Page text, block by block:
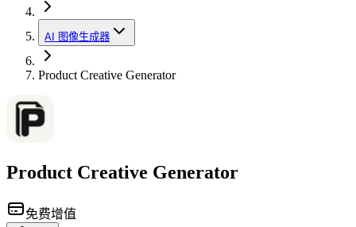
AI 图像生成器
Product Creative Generator
Product Creative Generator
免费增值